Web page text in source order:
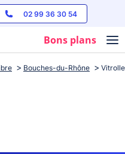
02 99 36 30 54
Bons plans
Bouches-du-Rhône